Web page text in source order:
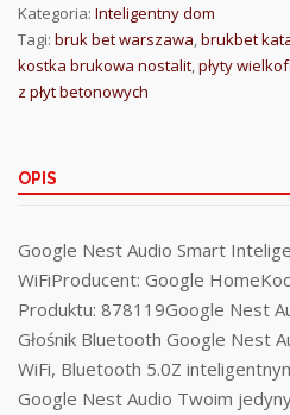
Kategoria: Inteligentny dom
Tagi: bruk bet warszawa,brukbet
kostka brukowa nostalit,płyty
z płyt betonowych
OPIS
Google Nest Audio Smart
WiFiProducent: Google
Produktu: 878119Google Nest
Głośnik Bluetooth Google Nest
WiFi, Bluetooth 5.0Z
Google Nest Audio Twoim